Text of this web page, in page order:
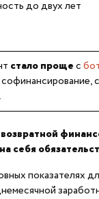
до двух лет
стало прощес
себя
показателях